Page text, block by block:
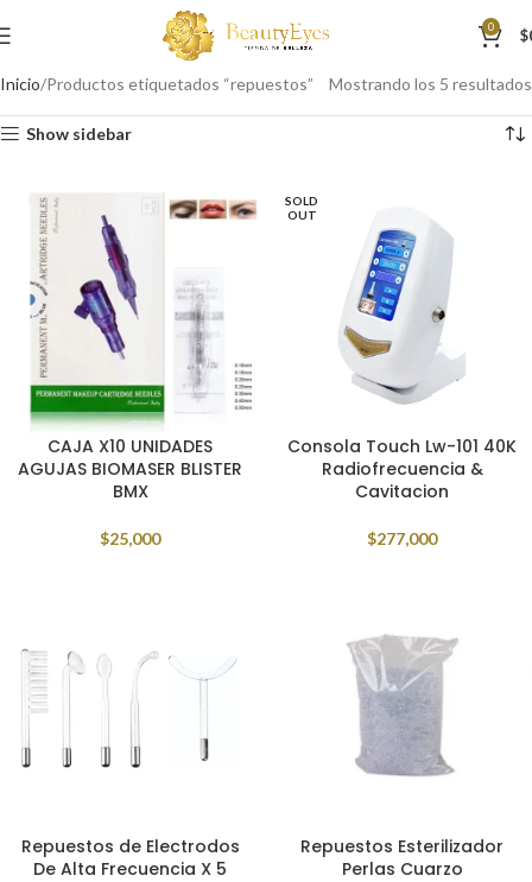
0 $
Inicio Productos etiquetados “repuestos” Mostrando los 5 resultados
Show sidebar
CAJA X10 UNIDADES
AGUJAS BIOMASER BLISTER
BMX
$25,000
SOLD
OUT
Consola Touch Lw-101 40K
Radiofrecuencia &
Cavitacion
$277,000
Repuestos de Electrodos
De Alta Frecuencia X 5
Repuestos Esterilizador
Perlas Cuarzo